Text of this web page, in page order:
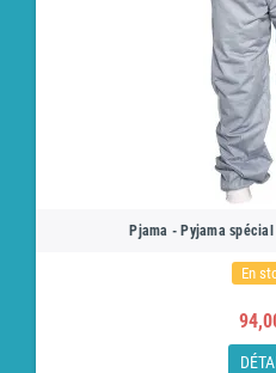
Pjama - Pyjama
En